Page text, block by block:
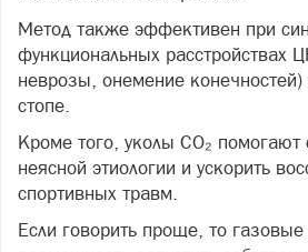
Метод также эффективен при
функциональных расстройствах
неврозы, онемение конечностей)
стопе.
Кроме того, уколы CO₂ помогают
неясной этиологии и ускорить
спортивных травм.
Если говорить проще, то